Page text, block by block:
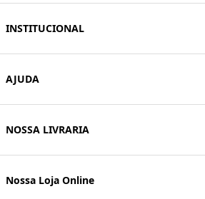
INSTITUCIONAL
AJUDA
NOSSA LIVRARIA
Nossa Loja Online